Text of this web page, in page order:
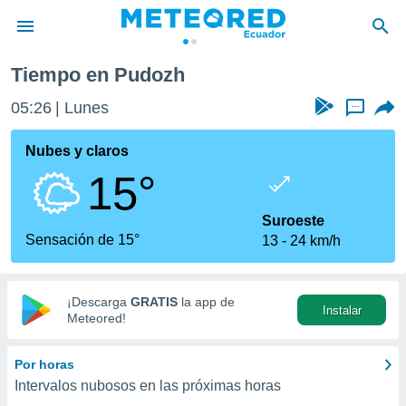
de
ha
calidad.
a este
las
y
digital
basada
Tiempo en Pudozh
05:26 Lunes ...
Nubes y claros
15°
Sensación de 15°
Suroeste
13
24 km/h
¡Descarga GRATIS la app de
Meteored!
Instalar
Por horas
Intervalos nubosos en las próximas horas